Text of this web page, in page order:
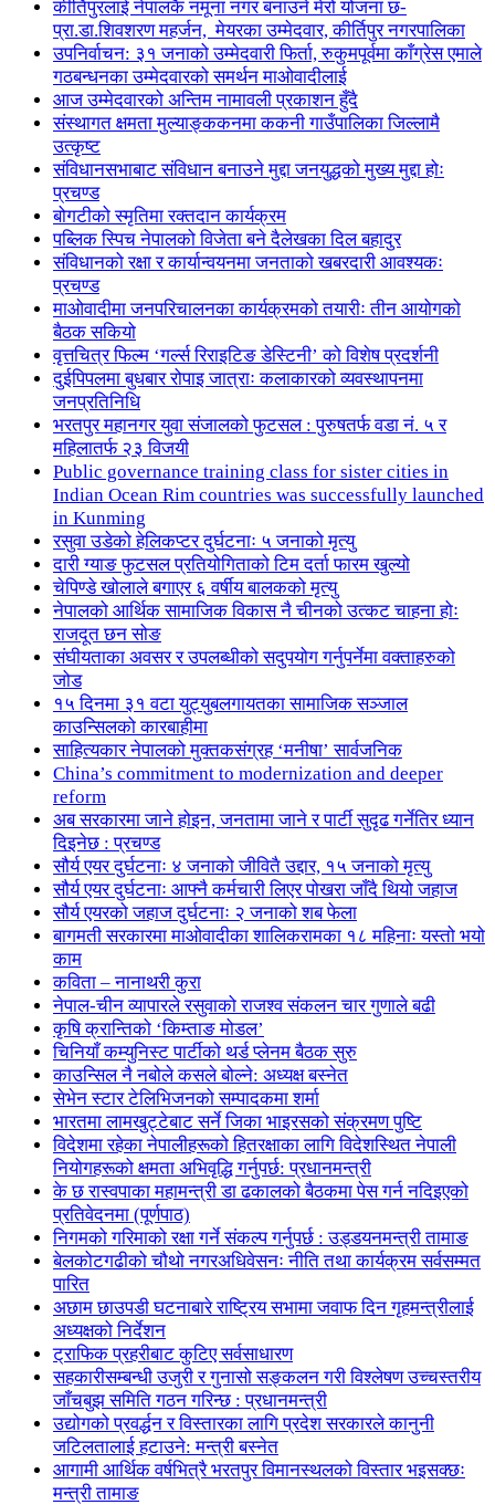
कीर्तिपुरलाई नेपालकै नमूना नगर बनाउने मेरो योजना छ-
प्रा.डा.शिवशरण महर्जन, मेयरका उम्मेदवार, कीर्तिपुर नगरपालिका
उपनिर्वाचन: ३१ जनाको उम्मेदवारी फिर्ता, रुकुमपूर्वमा काँग्रेस एमाले
गठबन्धनका उम्मेदवारको समर्थन माओवादीलाई
आज उम्मेदवारको अन्तिम नामावली प्रकाशन हुँदै
संस्थागत क्षमता मुल्याङ्ककनमा ककनी गाउँपालिका जिल्लामै
उत्कृष्ट
संविधानसभाबाट संविधान बनाउने मुद्दा जनयुद्धको मुख्य मुद्दा होः
प्रचण्ड
बोगटीको स्मृतिमा रक्तदान कार्यक्रम
पब्लिक स्पिच नेपालको विजेता बने दैलेखका दिल बहादुर
संविधानको रक्षा र कार्यान्वयनमा जनताको खबरदारी आवश्यकः
प्रचण्ड
माओवादीमा जनपरिचालनका कार्यक्रमको तयारीः तीन आयोगको
बैठक सकियो
वृत्तचित्र फिल्म ‘गर्ल्स रिराइटिङ डेस्टिनी’ को विशेष प्रदर्शनी
दुईपिपलमा बुधबार रोपाइ जात्राः कलाकारको व्यवस्थापनमा
जनप्रतिनिधि
भरतपुर महानगर युवा संजालको फुटसल : पुरुषतर्फ वडा नं. ५ र
महिलातर्फ २३ विजयी
Public governance training class for sister cities in
Indian Ocean Rim countries was successfully launched
in Kunming
रसुवा उडेको हेलिकप्टर दुर्घटनाः ५ जनाको मृत्यु
दारी ग्याङ फुटसल प्रतियोगिताको टिम दर्ता फारम खुल्यो
चेपिण्डे खोलाले बगाएर ६ वर्षीय बालकको मृत्यु
नेपालको आर्थिक सामाजिक विकास नै चीनको उत्कट चाहना होः
राजदूत छन सोङ
संघीयताका अवसर र उपलब्धीको सदुपयोग गर्नुपर्नेमा वक्ताहरुको
जोड
१५ दिनमा ३१ वटा युट्युबलगायतका सामाजिक सञ्जाल
काउन्सिलको कारबाहीमा
साहित्यकार नेपालको मुक्तकसंग्रह ‘मनीषा’ सार्वजनिक
China’s commitment to modernization and deeper
reform
अब सरकारमा जाने होइन, जनतामा जाने र पार्टी सुदृढ गर्नेतिर ध्यान
दिइनेछ : प्रचण्ड
सौर्य एयर दुर्घटनाः ४ जनाको जीवितै उद्दार, १५ जनाको मृत्यु
सौर्य एयर दुर्घटनाः आफ्नै कर्मचारी लिएर पोखरा जाँदै थियो जहाज
सौर्य एयरको जहाज दुर्घटनाः २ जनाको शब फेला
बागमती सरकारमा माओवादीका शालिकरामका १८ महिनाः यस्तो भयो
काम
कविता – नानाथरी कुरा
नेपाल-चीन व्यापारले रसुवाको राजश्व संकलन चार गुणाले बढी
कृषि क्रान्तिको ‘किम्ताङ मोडल’
चिनियाँ कम्युनिस्ट पार्टीको थर्ड प्लेनम बैठक सुरु
काउन्सिल नै नबोले कसले बोल्ने: अध्यक्ष बस्नेत
सेभेन स्टार टेलिभिजनको सम्पादकमा शर्मा
भारतमा लामखुट्टेबाट सर्ने जिका भाइरसको संक्रमण पुष्टि
विदेशमा रहेका नेपालीहरूको हितरक्षाका लागि विदेशस्थित नेपाली
नियोगहरूको क्षमता अभिवृद्धि गर्नुपर्छ: प्रधानमन्त्री
के छ रास्वपाका महामन्त्री डा ढकालको बैठकमा पेस गर्न नदिइएको
प्रतिवेदनमा (पूर्णपाठ)
निगमको गरिमाको रक्षा गर्ने संकल्प गर्नुपर्छ : उड्डयनमन्त्री तामाङ
बेलकोटगढीको चौथो नगरअधिवेसनः नीति तथा कार्यक्रम सर्वसम्मत
पारित
अछाम छाउपडी घटनाबारे राष्ट्रिय सभामा जवाफ दिन गृहमन्त्रीलाई
अध्यक्षको निर्देशन
ट्राफिक प्रहरीबाट कुटिए सर्वसाधारण
सहकारीसम्बन्धी उजुरी र गुनासो सङ्कलन गरी विश्लेषण उच्चस्तरीय
जाँचबुझ समिति गठन गरिन्छ : प्रधानमन्त्री
उद्योगको प्रवर्द्धन र विस्तारका लागि प्रदेश सरकारले कानुनी
जटिलतालाई हटाउने: मन्त्री बस्नेत
आगामी आर्थिक वर्षभित्रै भरतपुर विमानस्थलको विस्तार भइसक्छः
मन्त्री तामाङ